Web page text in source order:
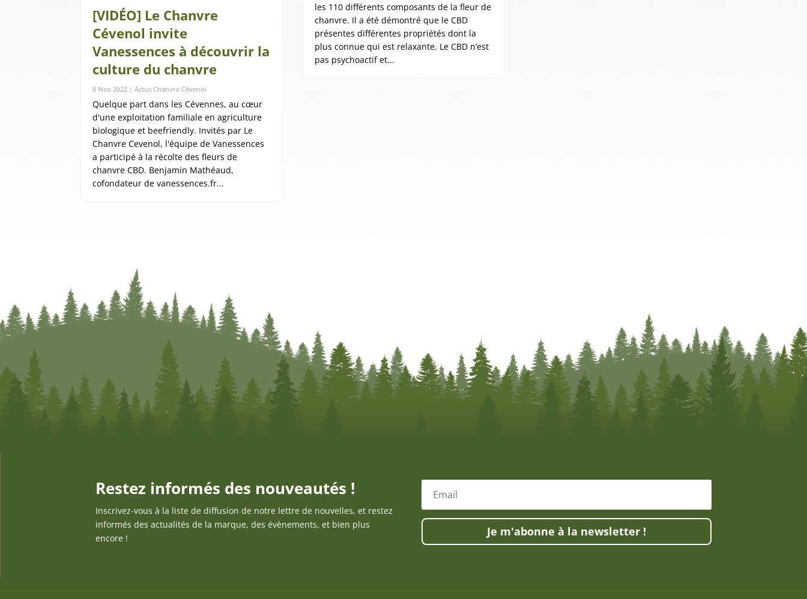
[VIDÉO] Le Chanvre
Cévenol invite
Vanessences à découvrir la
culture du chanvre
8 Nov 2022 |Actus Chanvre Cévenol
Quelque part dans les Cévennes, au cœur
d'une exploitation familiale en agriculture
biologique et beefriendly. Invités par Le
Chanvre Cevenol, l'équipe de Vanessences
a participé à la récolte des fleurs de
chanvre CBD. Benjamin Mathéaud,
cofondateur de vanessences.fr...
les 110 différents composants de la fleur de
chanvre. Il a été démontré que le CBD
présentes différentes propriétés dont la
plus connue qui est relaxante. Le CBD n’est
pas psychoactif et...
Restez informés des nouveautés !
Inscrivez-vous à la liste de diffusion de notre lettre de nouvelles, et restez
informés des actualités de la marque, des évènements, et bien plus
encore !
Je m'abonne à la newsletter !